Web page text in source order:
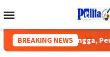
ke
Mobile
BREAKING NEWS
Diancam Tetangga,